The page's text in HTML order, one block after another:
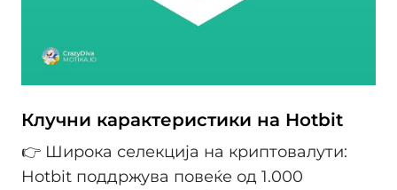
Клучни карактеристики на Hotbit
👉 Широка селекција на криптовалути:
Hotbit поддржува повеќе од 1.000